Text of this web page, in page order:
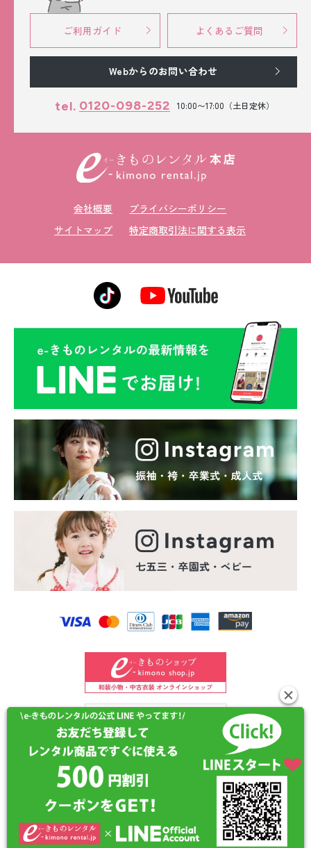
ご利用ガイド よくあるご質問
Webからのお問い合わせ
tel. 0120-098-252 10:00〜17:00（土日定休）
会社概要
プライバシーポリシー
サイトマップ
特定商取引法に関する表示
©2024 e-kimono-rental